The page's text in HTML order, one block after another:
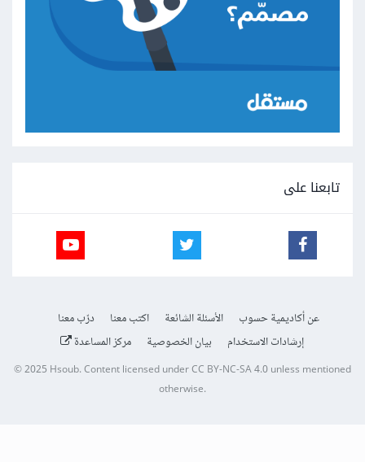
تابعنا على
عن أكاديمية حسوب الأسئلة الشائعة اكتب معنا
درّب معنا
إرشادات الاستخدام
بيان الخصوصية مركز المساعدة
© 2025 Hsoub.Content licensed underCC BY-NC-SA 4.0unless mentioned
otherwise.